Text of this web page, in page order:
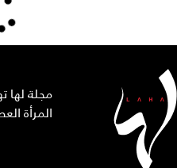
مجلة لها
المرأة